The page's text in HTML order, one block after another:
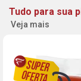
Tudo para sua
Veja mais